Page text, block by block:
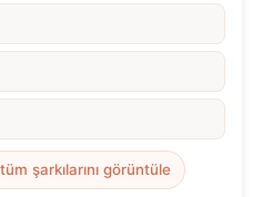
şarkılarını görüntüle